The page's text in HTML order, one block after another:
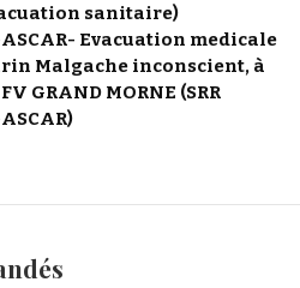
sanitaire)
Evacuation medicale
Malgache inconscient, à
GRAND MORNE (SRR